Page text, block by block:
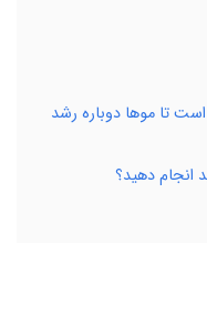
است تا موها دوباره رشد
انجام دهید؟